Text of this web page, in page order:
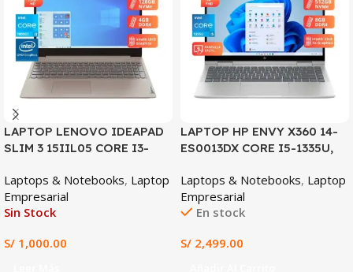
LAPTOP LENOVO IDEAPAD
SLIM 3 15IIL05 CORE I3-
SSD, 15.6″ HD
Laptops & Notebooks, Laptop
Empresarial
Sin Stock
S/ 1,000.00
LAPTOP HP ENVY X360 14-
ES0013DX CORE I5-1335U,
FHD TACTIL
Laptops & Notebooks, Laptop
Empresarial
En stock
S/ 2,499.00